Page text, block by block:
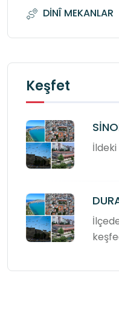
DİNÎ MEKANLAR
Keşfet